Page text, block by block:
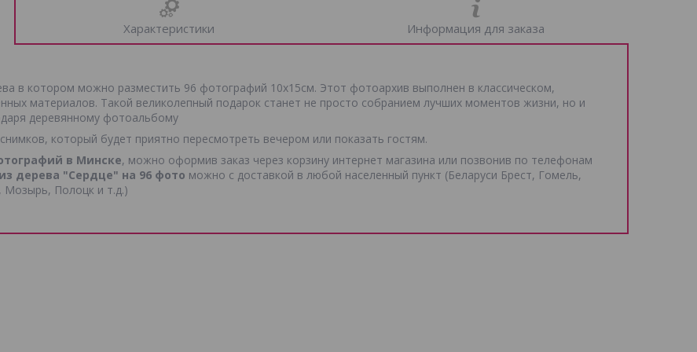
Характеристики Информация для заказа
в котором можно разместить 96 фотографий 10х15см. Этот фотоархив выполнен в классическом,
материалов. Такой великолепный подарок станет не просто собранием лучших моментов жизни, но и
деревянному фотоальбому
который будет приятно пересмотреть вечером или показать гостям.
в Минске, можно оформив заказ через корзину интернет магазина или позвонив по телефонам
дерева "Сердце" на 96 фото можно с доставкой в любой населенный пункт (Беларуси Брест, Гомель,
Мозырь, Полоцк и т.д.)